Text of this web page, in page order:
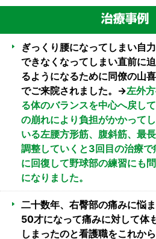
ぎっくり腰になってしまい自
できなくなってしまい直前に
るようになるために同僚の山
でご来院されました。→左外
る体のバランスを中心へ戻し
の崩れにより負担がかかって
いる左腰方形筋、腹斜筋、最
調整していくと3回目の治療で
に回復して野球部の練習にも
になりました。
二十数年、右臀部の痛みに悩
50才になって痛みに対して体
しまったのと看護職をこれか